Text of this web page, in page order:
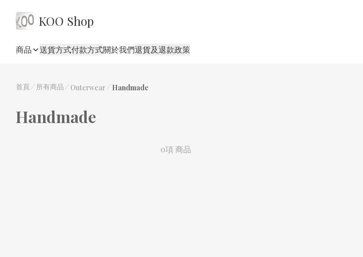
KOO Shop
商品 送貨方式付款方式關於我們退貨及退款政策
首頁/ 所有商品 / Outerwear/ Handmade
Handmade
0項 商品